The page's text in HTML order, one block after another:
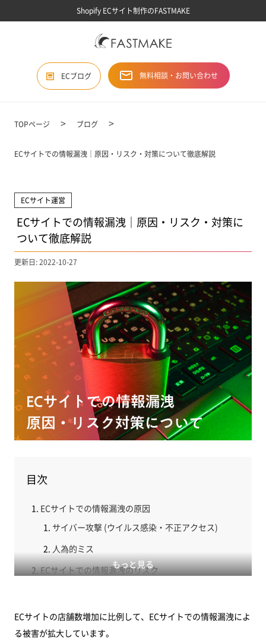
Shopify ECサイト制作のFASTMAKE
ECブログ 無料相談・お問い合わせ
TOPページ ブログ
ECサイトでの情報漏洩｜原因・リスク・対策について徹底解説
ECサイト運営
ECサイトでの情報漏洩｜原因・リスク・対策に
ついて徹底解説
更新日: 2022-10-27
もっと見る
目次
ECサイトでの情報漏洩の原因
サイバー攻撃 (ウイルス感染・不正アクセス)
人為的ミス
ECサイトでの情報漏洩のリスク
ECサイトの信用度低下
ECサイトでの情報漏洩の対策
ECサイトの店舗数増加に比例して、ECサイトでの情報漏洩によ
る被害が拡大しています。